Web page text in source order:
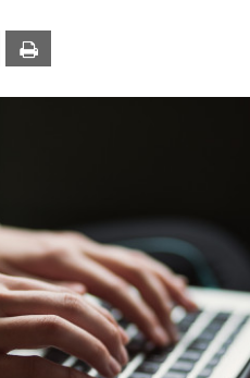
Email